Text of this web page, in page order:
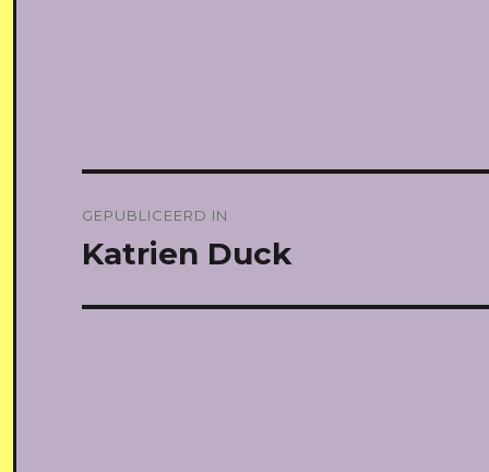
navigatie
GEPUBLICEERD IN
Katrien Duck